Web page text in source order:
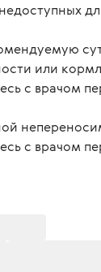
или
с врачом
с врачом